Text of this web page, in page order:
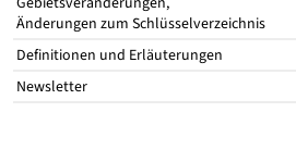
Änderungen zum Schlüsselverzeichnis
Definitionen und Erläuterungen
Newsletter